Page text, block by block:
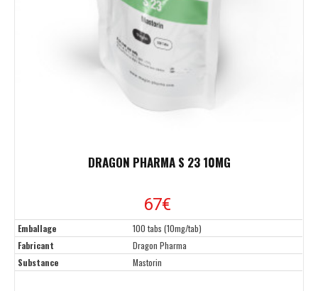
DRAGON PHARMA S 23 10MG
67€
Emballage
100 tabs (10mg/tab)
Fabricant
Dragon Pharma
Substance
Mastorin